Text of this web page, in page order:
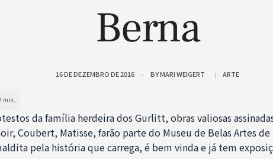
Berna
16 DE DEZEMBRO DE 2016 BYMARI WEIGERT ARTE
da família herdeira dos Gurlitt, obras valiosas
Coubert, Matisse, farão parte do Museu de Belas Artes de
pela história que carrega, é bem vinda e já tem